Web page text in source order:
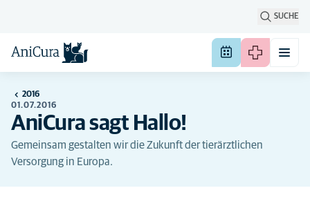
SUCHE
2016
01.07.2016
AniCura sagt Hallo!
Gemeinsam gestalten wir die Zukunft der tierärztlichen
Versorgung in Europa.